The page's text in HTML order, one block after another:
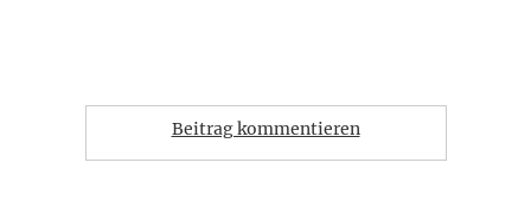
Beitrag kommentieren